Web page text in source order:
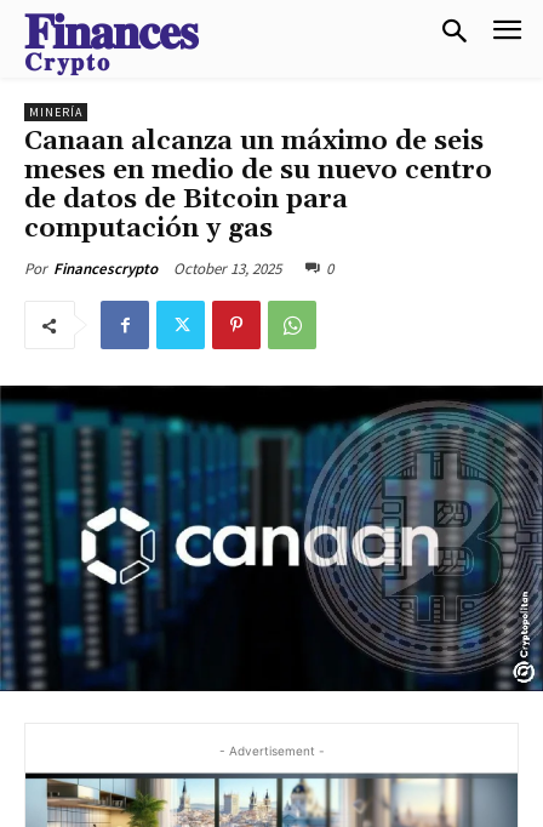
𝐅𝐢𝐧𝐚𝐧𝐜𝐞𝐬
𝐂𝐫𝐲𝐩𝐭𝐨
MINERÍA
Canaan alcanza un máximo de seis
meses en medio de su nuevo centro
de datos de Bitcoin para
computación y gas
Por Financescrypto October 13, 2025 0
- Advertisement -